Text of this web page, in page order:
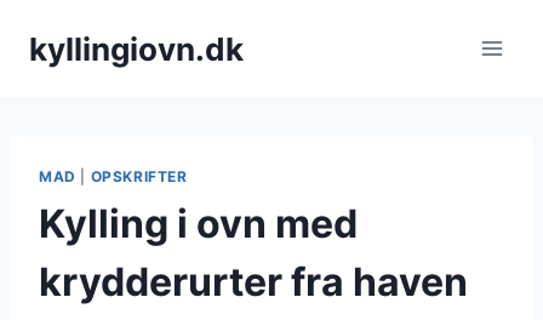
kyllingiovn.dk
MAD OPSKRIFTER
Kylling i ovn med
krydderurter fra haven